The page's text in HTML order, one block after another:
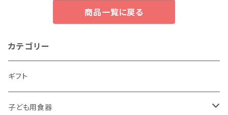
商品一覧に戻る
カテゴリー
ギフト
子ども用食器